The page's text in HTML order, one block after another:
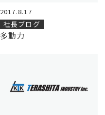
2017.8.17
社長ブログ
多動力